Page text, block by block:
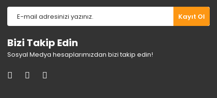
Kayıt Ol
Bizi Takip Edin
Sosyal Medya hesaplarımızdan bizi takip edin!